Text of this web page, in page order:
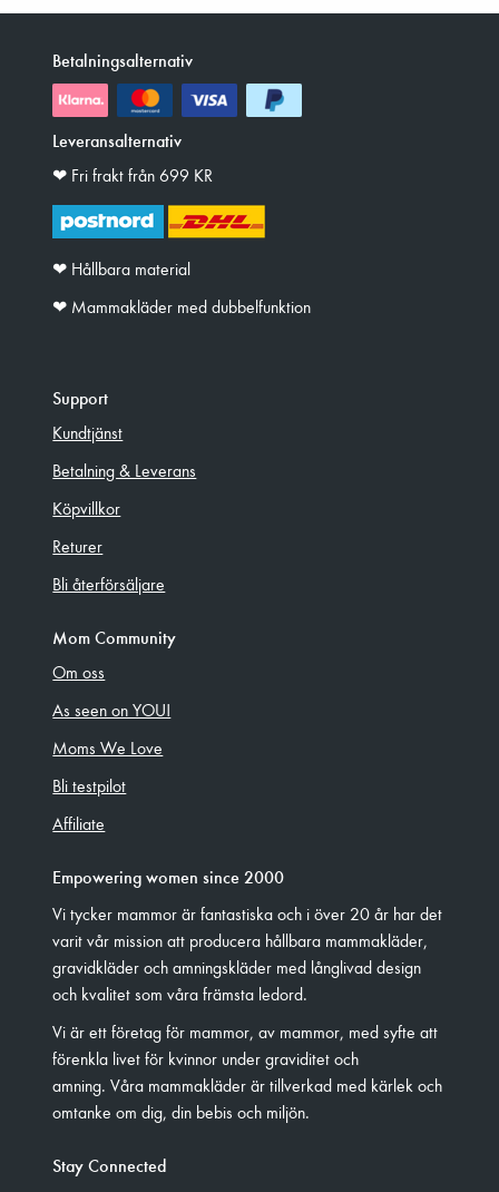
Betalningsalternativ
Leveransalternativ
❤︎ Fri frakt från 699 KR
❤︎ Hållbara material
❤︎ Mammakläder med dubbelfunktion
Support
Kundtjänst
Betalning & Leverans
Köpvillkor
Returer
Bli återförsäljare
Mom Community
Om oss
As seen on YOU!
Moms We Love
Bli testpilot
Affiliate
Empowering women since 2000
Vi tycker mammor är fantastiska och i över 20 år har det
varit vår mission att producera hållbara mammakläder,
gravidkläder och amningskläder med långlivad design
och kvalitet som våra främsta ledord.
Vi är ett företag för mammor, av mammor, med syfte att
förenkla livet för kvinnor under graviditet och
amning. Våra mammakläder är tillverkad med kärlek och
omtanke om dig, din bebis och miljön.
Stay Connected